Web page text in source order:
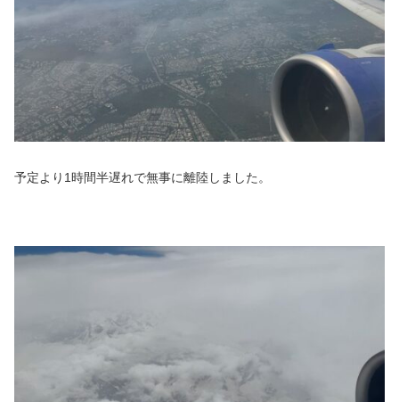
予定より1時間半遅れで無事に離陸しました。